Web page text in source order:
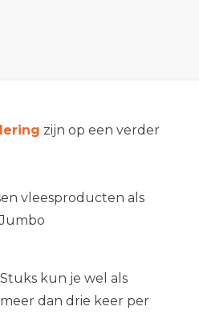
zijn op een verder
vleesproducten als
kun je wel als
dan drie keer per